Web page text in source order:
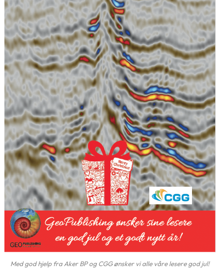
Med god hjelp fra Aker BP og CGG ønsker vi alle våre lesere god jul!